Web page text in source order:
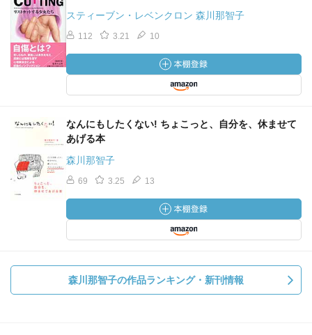
スティーブン・レベンクロン 森川那智子
112 3.21 10
なんにもしたくない! ちょこっと、自分を、休ませて
あげる本
森川那智子
69 3.25 13
森川那智子の作品ランキング・新刊情報